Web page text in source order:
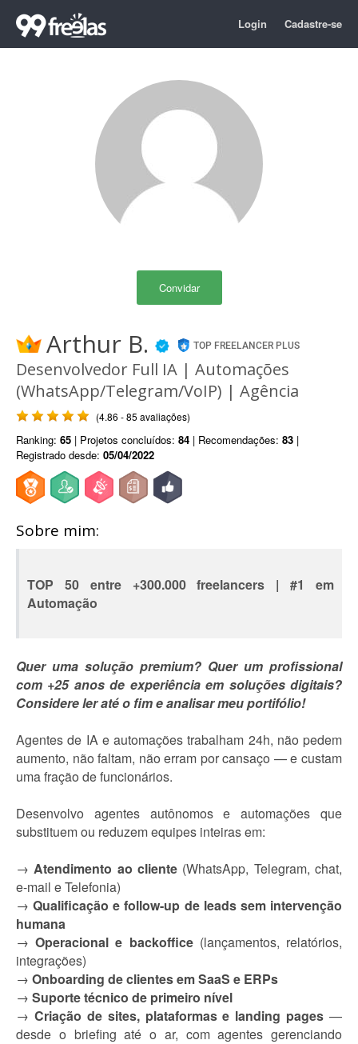
Login Cadastre-se
Convidar
Arthur B. TOP FREELANCER PLUS
Desenvolvedor Full IA | Automações
(WhatsApp/Telegram/VoIP) | Agência
(4.86 - 85 avaliações)
Ranking: 65 | Projetos concluídos: 84 | Recomendações: 83 |
Registrado desde: 05/04/2022
Sobre mim:
TOP 50 entre +300.000 freelancers | #1 em
Automação
Quer uma solução premium? Quer um profissional
com +25 anos de experiência em soluções digitais?
Considere ler até o fim e analisar meu portifólio!
Agentes de IA e automações trabalham 24h, não pedem
aumento, não faltam, não erram por cansaço — e custam
uma fração de funcionários.
Desenvolvo agentes autônomos e automações que
substituem ou reduzem equipes inteiras em:
→Atendimento ao cliente (WhatsApp, Telegram, chat,
e-mail e Telefonia)
→Qualificação e follow-up de leads sem intervenção
humana
→Operacional e backoffice(lançamentos, relatórios,
integrações)
→ Onboarding de clientes em SaaS e ERPs
→ Suporte técnico de primeiro nível
→ Criação de sites, plataformas e landing pages —
desde o briefing até o ar, com agentes gerenciando